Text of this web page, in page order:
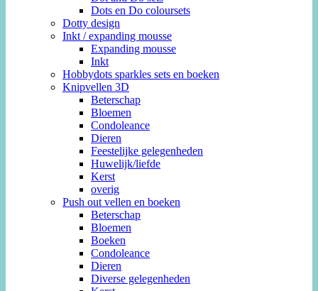
Dots en Do coloursets
Dotty design
Inkt / expanding mousse
Expanding mousse
Inkt
Hobbydots sparkles sets en boeken
Knipvellen 3D
Beterschap
Bloemen
Condoleance
Dieren
Feestelijke gelegenheden
Huwelijk/liefde
Kerst
overig
Push out vellen en boeken
Beterschap
Bloemen
Boeken
Condoleance
Dieren
Diverse gelegenheden